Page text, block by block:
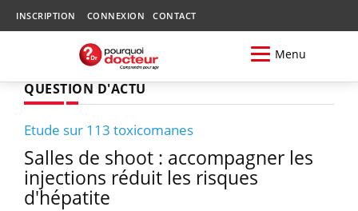
INSCRIPTION CONNEXION CONTACT
Menu
QUESTION D'ACTU
Etude sur 113 toxicomanes
Salles de shoot : accompagner les
injections réduit les risques
d'hépatite